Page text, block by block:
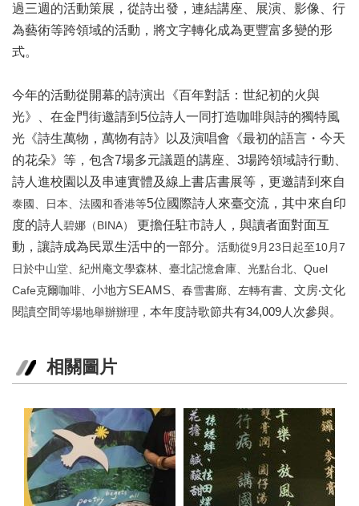
歷
年
文
慶
廉
專
區
珍
貴
文
化
資
申
請
件
公
過三週的活動策展，從詩出發，連結講座、展演、影像、行
為藝術等跨領域的活動，將文字轉化成為更豐富多變的形
式。
今年的活動從開幕的詩演出《百年對話：世紀初的火與
光》、在金門街邀請到5位詩人一同打造咖啡與詩的獨特風
光《詩生萬物，萬物有詩》以及演唱會《最初的語言・今天
的花朵》等，包含7場多元議題的講座、3場跨領域詩行動、
詩人進校園以及串連實體及線上書店書展等，更邀請到來自
泰國、日本、法國和香港等5位國際詩人來臺交流，其中來自印
度的詩人 碧娜（BINA）
更擔任駐市詩人，與讀者面對面互
動，讓詩成為民眾生活中的一部分。 活動從9月23日起至10月7
日於中山堂、紀州庵文學森林、臺北記憶倉庫、光點台北、Quel
Cafe克爾咖啡、 小地方SEAMS 、春雪書廊、左轉有書、 文房‧文化
閱讀空間等場地舉辦辦理， 本年度詩歌節共有34,009人次參與。
相關圖片